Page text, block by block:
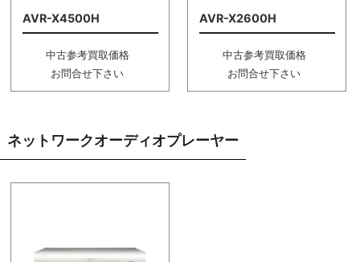
AVR-X4500H
中古参考買取価格
お問合せ下さい
AVR-X2600H
中古参考買取価格
お問合せ下さい
ネットワークオーディオプレーヤー